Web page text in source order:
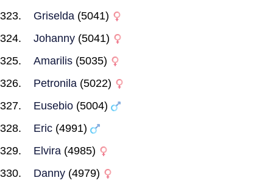
Griselda (5041)
Johanny (5041)
Amarilis (5035)
Petronila (5022)
Eusebio (5004)
Eric (4991)
Elvira (4985)
Danny (4979)